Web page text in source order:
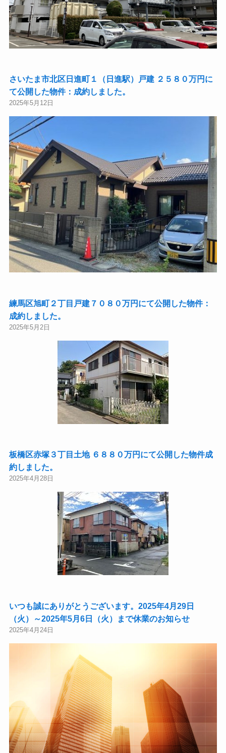
さいたま市北区日進町１（日進駅）戸建 ２５８０万円に
て公開した物件：成約しました。
2025年5月12日
練馬区旭町２丁目戸建７０８０万円にて公開した物件：
成約しました。
2025年5月2日
板橋区赤塚３丁目土地 ６８８０万円にて公開した物件成
約しました。
2025年4月28日
いつも誠にありがとうございます。2025年4月29日
（火）～2025年5月6日（火）まで休業のお知らせ
2025年4月24日